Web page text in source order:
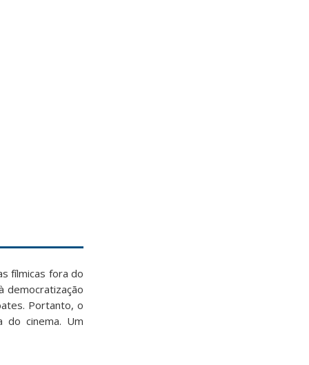
fílmicas fora do
democratização
Portanto, o
do cinema. Um